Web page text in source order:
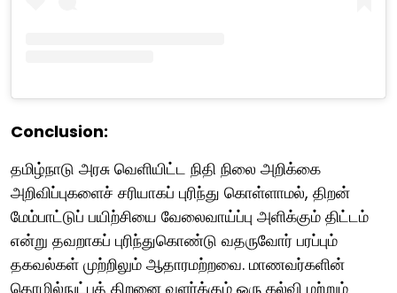
Conclusion:
தமிழ்நாடு அரசு வெளியிட்ட நிதி நிலை அறிக்கை
அறிவிப்புகளைச் சரியாகப் புரிந்து கொள்ளாமல், திறன்
மேம்பாட்டுப் பயிற்சியை வேலைவாய்ப்பு அளிக்கும் திட்டம்
என்று தவறாகப் புரிந்துகொண்டு வதருவோர் பரப்பும்
தகவல்கள் முற்றிலும் ஆதாரமற்றவை. மாணவர்களின்
தொழில்நுட்பத் திறனை வளர்க்கும் ஒரு கல்வி மற்றும்